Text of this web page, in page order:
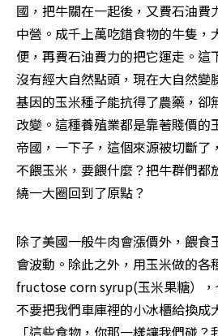
國，把牛關在一起後，又費石油費
中營。成千上萬吃錯食物的牛隻，
便，再費石油費力的把它運走。這
沒有經大自然點頭，現在大自然變
基因的玉米種子能抗得了農藥，卻
改變。這種養殖業都是靠著賤價的
帝國，一下子，這個來源被切斷了
不餵玉米，要餵什麼？把牛群們都
繞一大圈回到了原點？
除了美國一般牛肉會漲價外，餵食
會波動。除此之外，用玉米做的各
fructose corn syrup(玉米果糖）
不要把我們車庫裡的小冰櫃給換成
「這些食物，你那一樣讓我們碰